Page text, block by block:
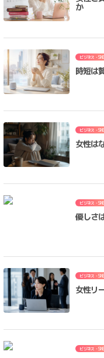
か
ビジネス・SNS
時短は
ビジネス・SNS
女性は
ビジネス・SNS
優しさ
ビジネス・SNS
女性リ
ビジネス・SNS